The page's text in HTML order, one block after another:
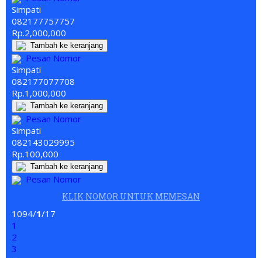
Simpati
0821 77757757
Rp.2,000,000
Tambah ke keranjang
Pesan Nomor
Simpati
082177077708
Rp.1,000,000
Tambah ke keranjang
Pesan Nomor
Simpati
082143029995
Rp.100,000
Tambah ke keranjang
Pesan Nomor
KLIK NOMOR UNTUK MEMESAN
1094/1/17
1
2
3